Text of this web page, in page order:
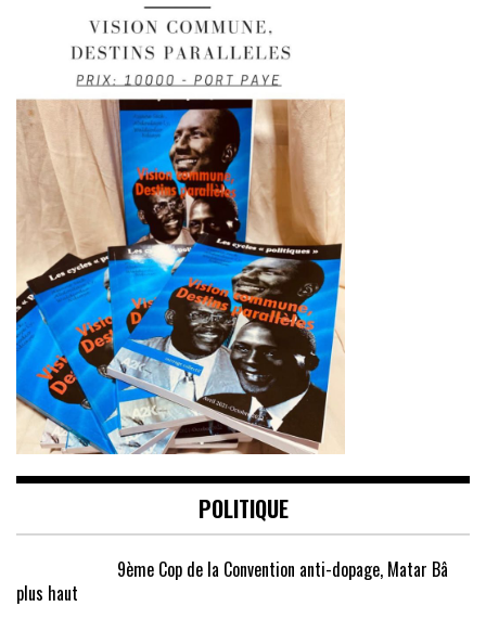
POLITIQUE
9ème Cop de la Convention anti-dopage, Matar Bâ
plus haut